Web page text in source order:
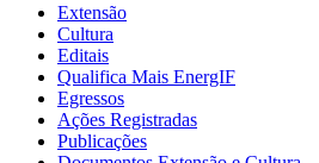
Extensão
Cultura
Editais
Qualifica Mais EnergIF
Egressos
Ações Registradas
Publicações